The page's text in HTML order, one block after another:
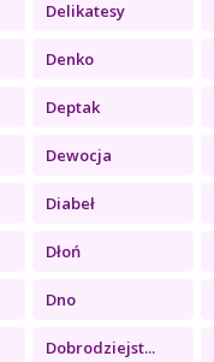
Delikatesy
Denko
Deptak
Dewocja
Diabeł
Dłoń
Dno
Dobrodziejst...